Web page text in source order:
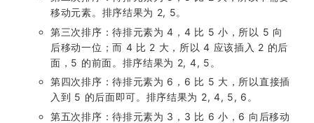
移动元素。排序结果为 2, 5。
第三次排序：待排元素为 4，4 比 5 小，所以 5 向
后移动一位；而 4 比 2 大，所以 4 应该插入 2 的后
面，5 的前面。排序结果为 2, 4, 5。
第四次排序：待排元素为 6，6 比 5 大，所以直接插
入到 5 的后面即可。排序结果为 2, 4, 5, 6。
第五次排序：待排元素为 3，3 比 6 小，6 向后移动